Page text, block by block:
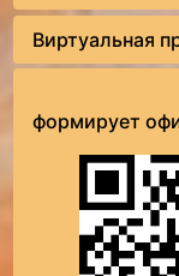
Виртуальная
формирует